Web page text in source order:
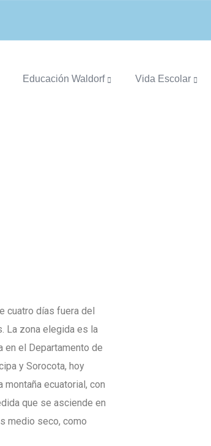
Educación Waldorf Vida Escolar
cuatro días fuera del
La zona elegida es la
en el Departamento de
y Sorocota, hoy
ecuatorial, con
que se asciende en
medio seco, como